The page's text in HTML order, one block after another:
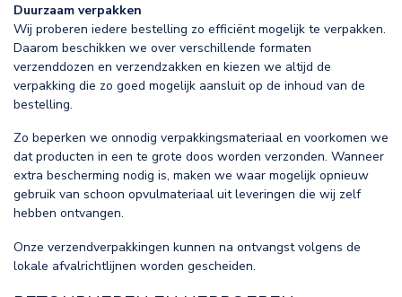
Duurzaam verpakken
Wij proberen iedere bestelling zo efficiënt mogelijk te verpakken.
Daarom beschikken we over verschillende formaten
verzenddozen en verzendzakken en kiezen we altijd de
verpakking die zo goed mogelijk aansluit op de inhoud van de
bestelling.
Zo beperken we onnodig verpakkingsmateriaal en voorkomen we
dat producten in een te grote doos worden verzonden. Wanneer
extra bescherming nodig is, maken we waar mogelijk opnieuw
gebruik van schoon opvulmateriaal uit leveringen die wij zelf
hebben ontvangen.
Onze verzendverpakkingen kunnen na ontvangst volgens de
lokale afvalrichtlijnen worden gescheiden.